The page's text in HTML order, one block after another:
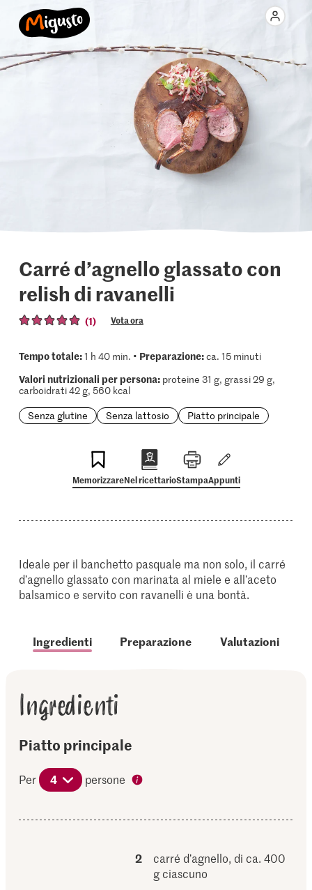
Carré d’agnello glassato con
relish di ravanelli
(1) Vota ora
Tempo totale:1 h 40 min. • Preparazione:ca. 15 minuti
Valori nutrizionali per persona:proteine 31 g, grassi 29 g,
carboidrati 42 g, 560 kcal
Senza glutine
Senza lattosio Piatto principale
MemorizzareNel ricettarioStampaAppunti
Ideale per il banchetto pasquale ma non solo, il carré
d’agnello glassato con marinata al miele e all’aceto
balsamico e servito con ravanelli è una bontà.
Ingredienti Preparazione Valutazioni
Ingredienti
Piatto principale
Per 4 persone
2
carré d’agnello, di ca. 400
g ciascuno